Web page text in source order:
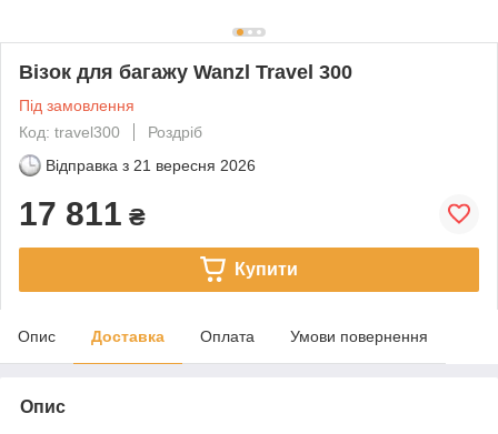
Візок для багажу Wanzl Travel 300
Під замовлення
Код: travel300
Роздріб
Відправка з 21 вересня 2026
17 811 ₴
Купити
Опис Доставка Оплата Умови повернення
Опис